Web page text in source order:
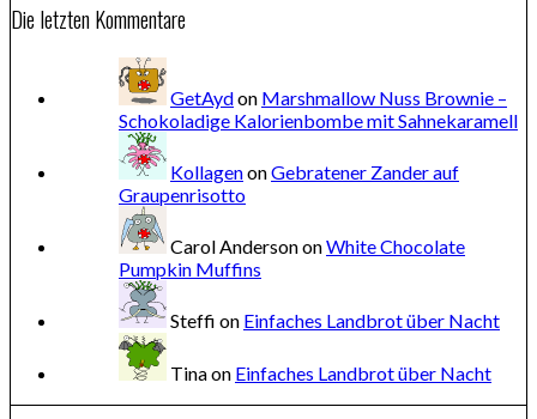
Die letzten Kommentare
GetAydon Marshmallow Nuss Brownie –
Schokoladige Kalorienbombe mit Sahnekaramell
KollagenonGebratener Zander auf
Graupenrisotto
Carol AndersononWhite Chocolate
Pumpkin Muffins
Steffi on Einfaches Landbrot über Nacht
Tinaon Einfaches Landbrot über Nacht